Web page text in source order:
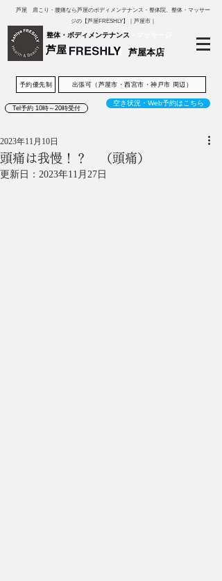
芦屋 肩こり・腰痛なら芦屋のボディメンテナンス・整体院、整体・マッサー
ジの【芦屋FRESHLY】｜芦屋市｜
芦屋本店
整体・ボディメンテナンス
芦屋
予約優先制 出張可（芦屋市・西宮市・神戸市 周辺）
Tel予約 10時～20時受付
空き状況・Web予約はこちら
頭痛は我慢！？ （頭痛）
2023年11月10日
更新日： 2023年11月27日